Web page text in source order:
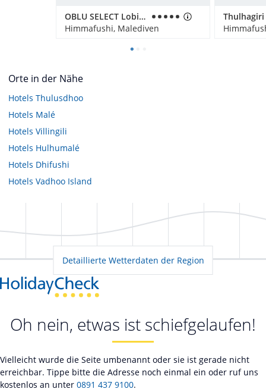
OBLU SELECT Lobigili
Himmafushi, Malediven
Orte in der Nähe
Hotels Thulusdhoo
Hotels Malé
Hotels Villingili
Hotels Hulhumalé
Hotels Dhifushi
Hotels Vadhoo Island
Detaillierte Wetterdaten der Region
Oh nein, etwas ist schiefgelaufen!
Vielleicht wurde die Seite umbenannt oder sie ist gerade nicht
erreichbar. Tippe bitte die Adresse noch einmal ein oder ruf uns
kostenlos an unter 0891 437 9100.